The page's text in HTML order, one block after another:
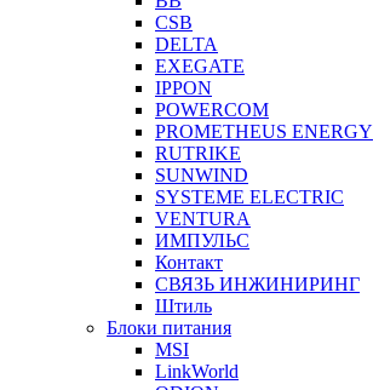
CSB
DELTA
EXEGATE
IPPON
POWERCOM
PROMETHEUS ENERGY
RUTRIKE
SUNWIND
SYSTEME ELECTRIC
VENTURA
ИМПУЛЬС
Контакт
СВЯЗЬ ИНЖИНИРИНГ
Штиль
Блоки питания
MSI
LinkWorld